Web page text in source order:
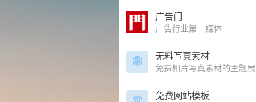
广告门
广告行业第一媒体
无料写真素材
免费相片写真素材的主题展
免费网站模板